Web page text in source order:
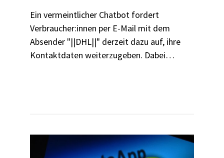
Ein vermeintlicher Chatbot fordert
Verbraucher:innen per E-Mail mit dem
Absender "||DHL||" derzeit dazu auf, ihre
Kontaktdaten weiterzugeben. Dabei